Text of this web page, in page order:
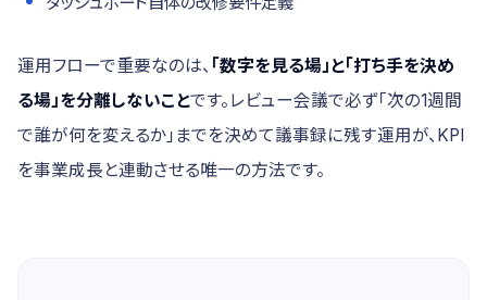
運用フローで重要なのは、 「数字を見る場」と「打ち手を決め
る場」を分離しないことです。レビュー会議で必ず「次の1週間
で誰が何を変えるか」までを決めて議事録に残す運用が、KPI
を事業成長と連動させる唯一の方法です。